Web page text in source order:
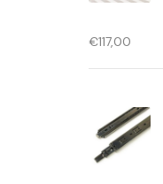
€117,00